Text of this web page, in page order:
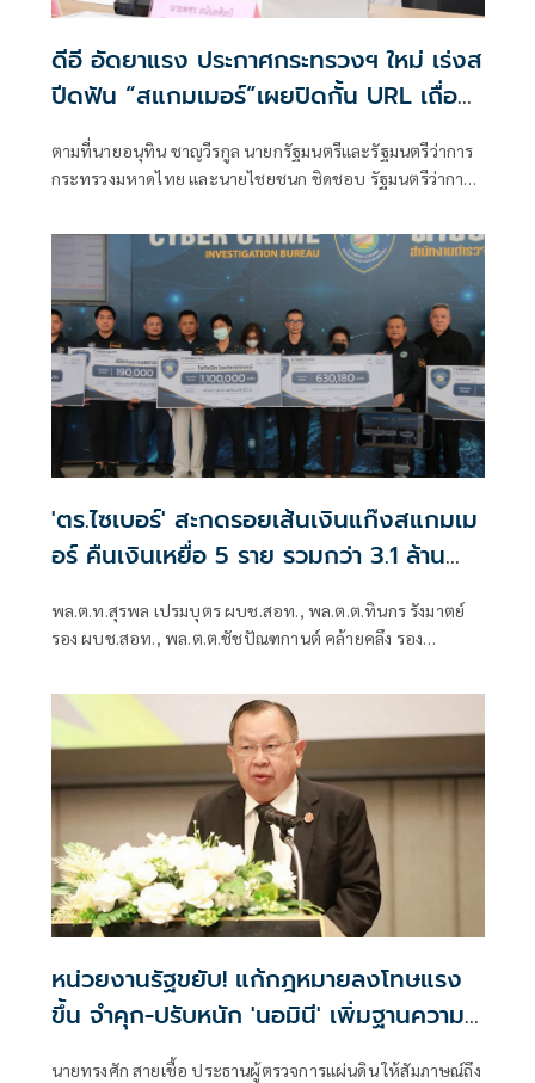
ดีอี อัดยาแรง ประกาศกระทรวงฯ ใหม่ เร่งส
ปีดฟัน “สแกมเมอร์”เผยปิดกั้น URL เถื่อน
แล้วกว่า 8.8 แสนรายการ
ตามที่นายอนุทิน ชาญวีรกูล นายกรัฐมนตรีและรัฐมนตรีว่าการ
กระทรวงมหาดไทย และนายไชยชนก ชิดชอบ รัฐมนตรีว่าการ
ป้องกันและปราบปรามอาชญากรรมออนไลน์ กระทรวงดีอี
'ตร.ไซเบอร์' สะกดรอยเส้นเงินแก๊งสแกมเม
อร์ คืนเงินเหยื่อ 5 ราย รวมกว่า 3.1 ล้าน
พล.ต.ท.สุรพล เปรมบุตร ผบช.สอท., พล.ต.ต.ทินกร รังมาตย์
รอง ผบช.สอท., พล.ต.ต.ชัชปัณฑกานต์ คล้ายคลึง รอง
หน่วยงานรัฐขยับ! แก้กฎหมายลงโทษแรง
ขึ้น จำคุก-ปรับหนัก 'นอมินี' เพิ่มฐานความ
ผิดฟอกเงิน ยึดที่ดินด้วย
นายทรงศัก สายเชื้อ ประธานผู้ตรวจการแผ่นดิน ให้สัมภาษณ์ถึง